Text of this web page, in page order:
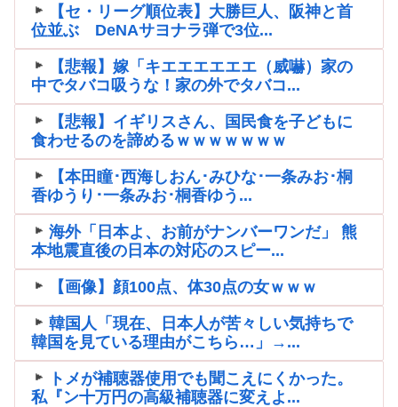
【セ・リーグ順位表】大勝巨人、阪神と首
位並ぶ DeNAサヨナラ弾で3位...
【悲報】嫁「キエエエエエエ（威嚇）家の
中でタバコ吸うな！家の外でタバコ...
【悲報】イギリスさん、国民食を子どもに
食わせるのを諦めるｗｗｗｗｗｗｗ
【本田瞳･西海しおん･みひな･一条みお･桐
香ゆうり･一条みお･桐香ゆう...
海外「日本よ、お前がナンバーワンだ」 熊
本地震直後の日本の対応のスピー...
【画像】顔100点、体30点の女ｗｗｗ
韓国人「現在、日本人が苦々しい気持ちで
韓国を見ている理由がこちら…」→...
トメが補聴器使用でも聞こえにくかった。
私『ン十万円の高級補聴器に変えよ...